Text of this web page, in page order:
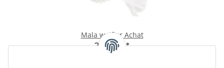
Mala weißer Achat
29,95 €*